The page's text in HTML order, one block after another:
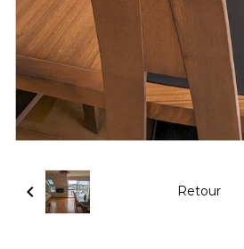
Retour